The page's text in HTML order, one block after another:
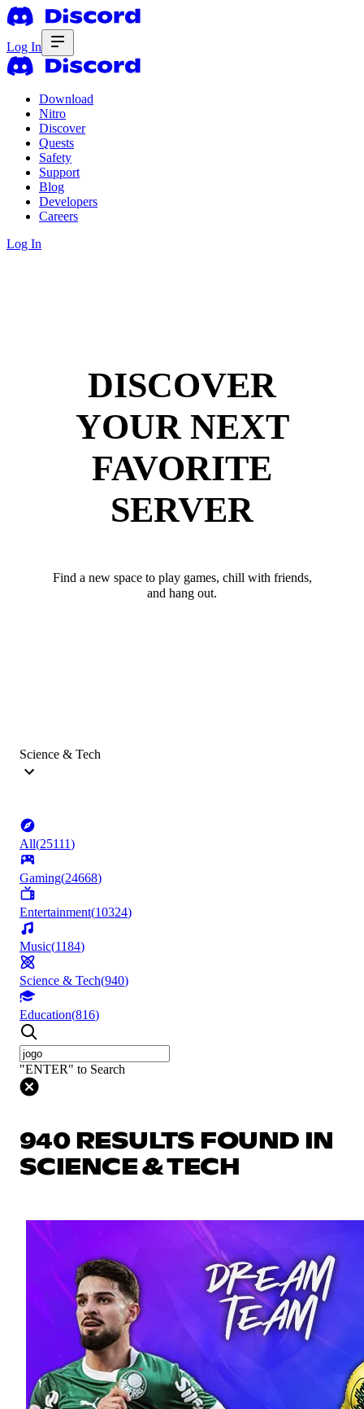
Log In
Download
Nitro
Discover
Quests
Safety
Support
Blog
Developers
Careers
Log In
DISCOVER
YOUR NEXT
FAVORITE
SERVER
Find a new space to play games, chill with friends,
and hang out.
Science & Tech
All(25111)
Gaming(24668)
Entertainment(10324)
Music(1184)
Science & Tech(940)
Education(816)
"ENTER" to Search
940 RESULTS FOUND IN
SCIENCE & TECH